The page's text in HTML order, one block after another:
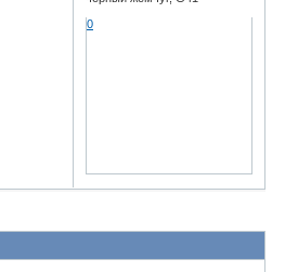
0